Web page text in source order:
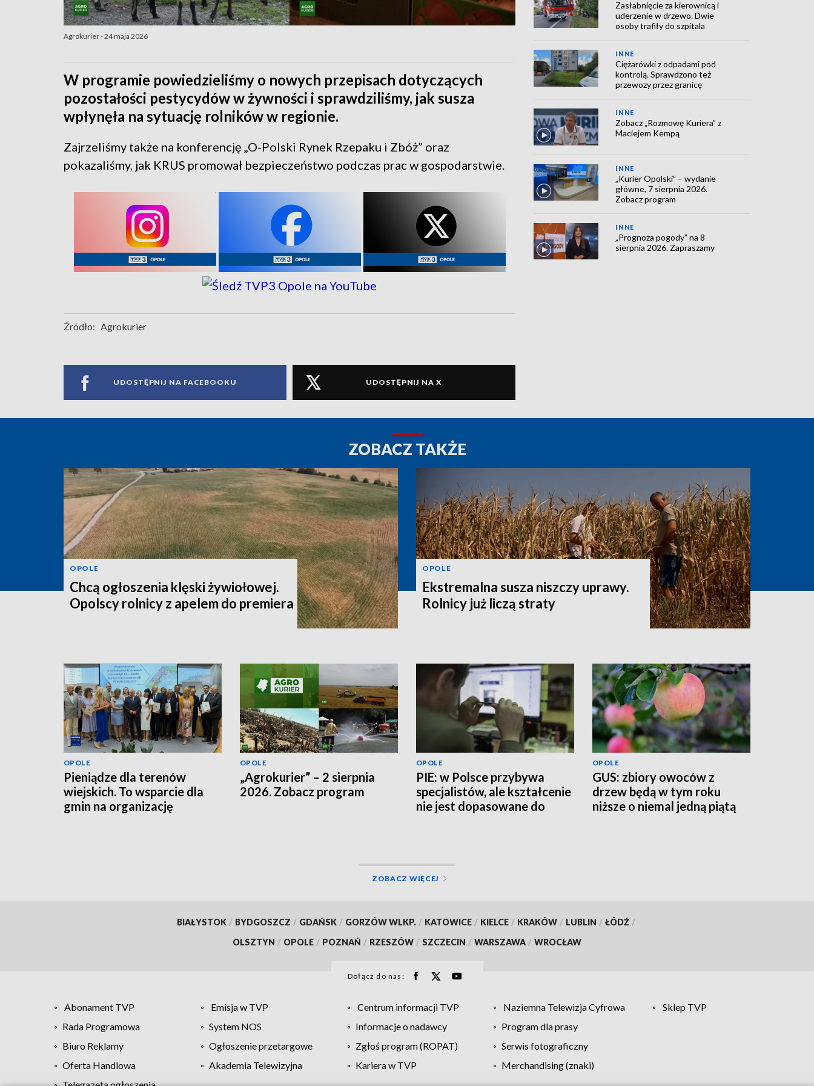
Agrokurier - 24 maja 2026
W programie powiedzieliśmy o nowych przepisach dotyczących
pozostałości pestycydów w żywności i sprawdziliśmy, jak susza
wpłynęła na sytuację rolników w regionie.
Zajrzeliśmy także na konferencję „O-Polski Rynek Rzepaku i Zbóż” oraz
pokazaliśmy, jak KRUS promował bezpieczeństwo podczas prac w gospodarstwie.
Źródło: Agrokurier
UDOSTĘPNIJ NA FACEBOOKU UDOSTĘPNIJ NA X
Zasłabnięcie za kierownicą i
uderzenie w drzewo. Dwie
osoby trafiły do szpitala
INNE
Ciężarówki z odpadami pod
kontrolą. Sprawdzono też
przewozy przez granicę
INNE
Zobacz „Rozmowę Kuriera” z
Maciejem Kempą
INNE
„Kurier Opolski” – wydanie
główne, 7 sierpnia 2026.
Zobacz program
INNE
„Prognoza pogody” na 8
sierpnia 2026. Zapraszamy
ZOBACZ TAKŻE
OPOLE
Chcą ogłoszenia klęski żywiołowej.
Opolscy rolnicy z apelem do premiera
OPOLE
Ekstremalna susza niszczy uprawy.
Rolnicy już liczą straty
OPOLE
Pieniądze dla terenów
wiejskich. To wsparcie dla
gmin na organizację
OPOLE
„Agrokurier” – 2 sierpnia
2026. Zobacz program
OPOLE
PIE: w Polsce przybywa
specjalistów, ale kształcenie
nie jest dopasowane do
OPOLE
GUS: zbiory owoców z
drzew będą w tym roku
niższe o niemal jedną piątą
ZOBACZ WIĘCEJ
BIAŁYSTOK / BYDGOSZCZ / GDAŃSK / GORZÓW WLKP. / KATOWICE / KIELCE / KRAKÓW / LUBLIN / ŁÓDŹ /
OLSZTYN / OPOLE / POZNAŃ / RZESZÓW / SZCZECIN / WARSZAWA / WROCŁAW
Dołącz do nas:
Abonament TVP Emisja w TVP Centrum informacji TVP Naziemna Telewizja Cyfrowa
Sklep TVP
Rada Programowa
System NOS Informacje o nadawcy
Program dla prasy
Biuro Reklamy
Ogłoszenie przetargowe Zgłoś program (ROPAT)
Serwis fotograficzny
Oferta Handlowa
Akademia Telewizyjna Kariera w TVP
Merchandising (znaki)